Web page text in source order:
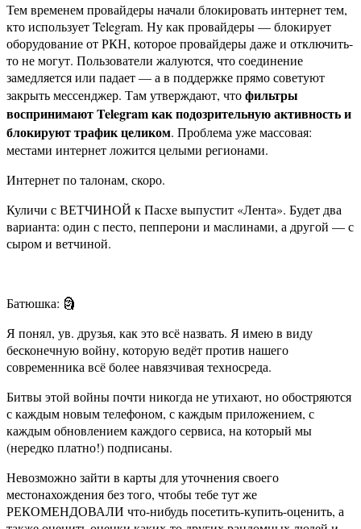
Тем временем провайдеры начали блокировать интернет тем,
кто использует Telegram. Ну как провайдеры — блокирует
оборудование от РКН, которое провайдеры даже и отключить-
то не могут. Пользователи жалуются, что соединение
замедляется или падает — а в поддержке прямо советуют
закрыть мессенджер. Там утверждают, чтофильтры
воспринимают Telegram как подозрительную активность и
блокируют трафик целиком. Проблема уже массовая:
местами интернет ложится целыми регионами.
Интернет по талонам, скоро.
Куличи с ВЕТЧИНОЙ к Пасхе выпустит «Лента». Будет два
варианта: один с песто, пепперони и маслинами, а другой — с
сыром и ветчиной.
Батюшка: 🗿
Я понял, ув. друзья, как это всё назвать. Я имею в виду
бесконечную войну, которую ведёт против нашего
современника всё более навязчивая техносреда.
Битвы этой войны почти никогда не утихают, но обостряются
с каждым новым телефоном, с каждым приложением, с
каждым обновлением каждого сервиса, на который мы
(нередко платно!) подписаны.
Невозможно зайти в карты для уточнения своего
местонахождения без того, чтобы тебе тут же
РЕКОМЕНДОВАЛИ что-нибудь посетить-купить-оценить, а